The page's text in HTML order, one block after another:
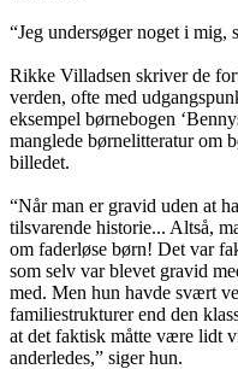
“Jeg undersøger noget i mig,
Rikke Villadsen skriver de
verden, ofte med
eksempel børnebogen
manglede børnelitteratur om
billedet.
“Når man er gravid uden at
tilsvarende historie... Altså,
om faderløse børn! Det var
som selv var blevet gravid
med. Men hun havde svært
familiestrukturer end den
at det faktisk måtte være lidt
anderledes,” siger hun.